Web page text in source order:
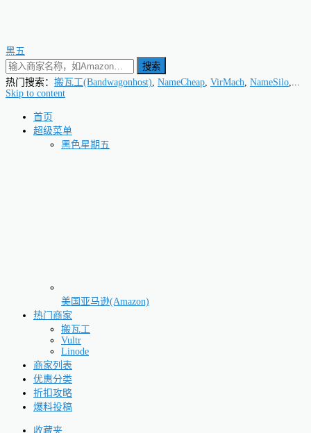
黑五
搜索
热门搜索： 搬瓦工(Bandwagonhost), NameCheap, VirMach, NameSilo,...
Skip to content
首页
超级菜单
黑色星期五
美国亚马逊(Amazon)
热门商家
搬瓦工
Vultr
Linode
商家列表
优惠分类
折扣攻略
爆料投稿
收藏夹